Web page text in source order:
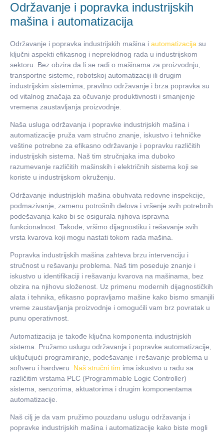
Održavanje i popravka industrijskih
mašina i automatizacija
Održavanje i popravka industrijskih mašina i automatizacija su
ključni aspekti efikasnog i neprekidnog rada u industrijskom
sektoru. Bez obzira da li se radi o mašinama za proizvodnju,
transportne sisteme, robotskoj automatizaciji ili drugim
industrijskim sistemima, pravilno održavanje i brza popravka su
od vitalnog značaja za očuvanje produktivnosti i smanjenje
vremena zaustavljanja proizvodnje.
Naša usluga održavanja i popravke industrijskih mašina i
automatizacije pruža vam stručno znanje, iskustvo i tehničke
veštine potrebne za efikasno održavanje i popravku različitih
industrijskih sistema. Naš tim stručnjaka ima duboko
razumevanje različitih mašinskih i električnih sistema koji se
koriste u industrijskom okruženju.
Održavanje industrijskih mašina obuhvata redovne inspekcije,
podmazivanje, zamenu potrošnih delova i vršenje svih potrebnih
podešavanja kako bi se osigurala njihova ispravna
funkcionalnost. Takođe, vršimo dijagnostiku i rešavanje svih
vrsta kvarova koji mogu nastati tokom rada mašina.
Popravka industrijskih mašina zahteva brzu intervenciju i
stručnost u rešavanju problema. Naš tim poseduje znanje i
iskustvo u identifikaciji i rešavanju kvarova na mašinama, bez
obzira na njihovu složenost. Uz primenu modernih dijagnostičkih
alata i tehnika, efikasno popravljamo mašine kako bismo smanjili
vreme zaustavljanja proizvodnje i omogućili vam brz povratak u
punu operativnost.
Automatizacija je takođe ključna komponenta industrijskih
sistema. Pružamo uslugu održavanja i popravke automatizacije,
uključujući programiranje, podešavanje i rešavanje problema u
softveru i hardveru. Naš stručni tim ima iskustvo u radu sa
različitim vrstama PLC (Programmable Logic Controller)
sistema, senzorima, aktuatorima i drugim komponentama
automatizacije.
Naš cilj je da vam pružimo pouzdanu uslugu održavanja i
popravke industrijskih mašina i automatizacije kako biste mogli